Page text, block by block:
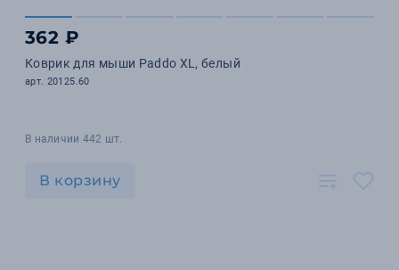
362 ₽
Коврик для мыши Paddo ХL, белый
арт. 20125.60
В наличии 442 шт.
В корзину